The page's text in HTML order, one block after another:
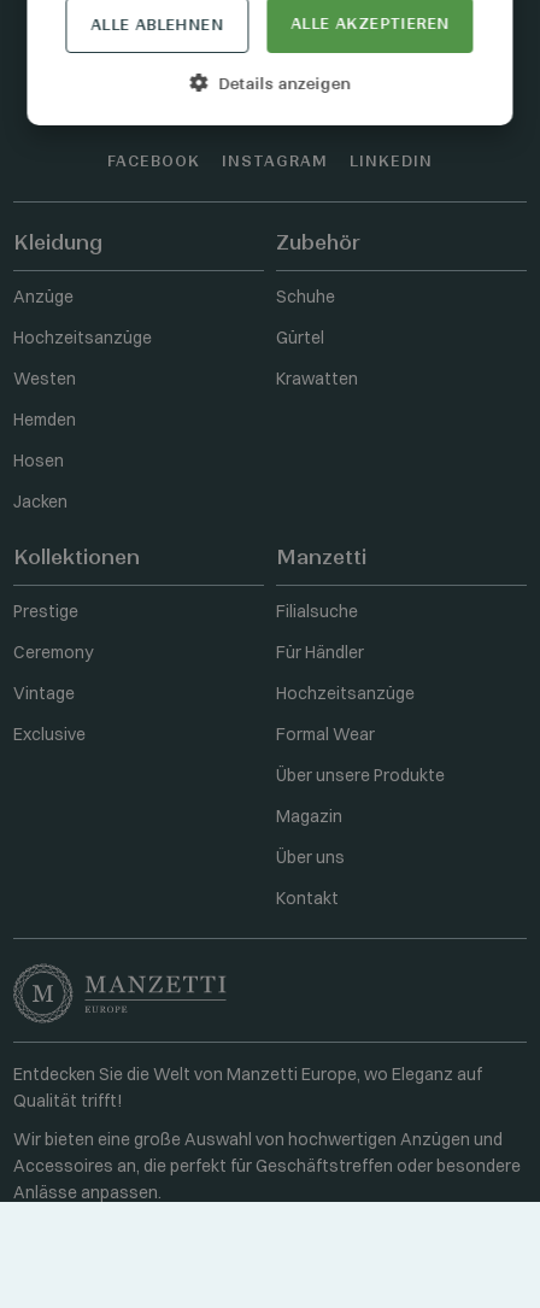
In Kontakt bleiben
FACEBOOK INSTAGRAM LINKEDIN
Kleidung
Anzüge
Hochzeitsanzüge
Westen
Hemden
Hosen
Jacken
Zubehör
Schuhe
Gürtel
Krawatten
Kollektionen
Prestige
Ceremony
Vintage
Exclusive
Manzetti
Filialsuche
Für Händler
Hochzeitsanzüge
Formal Wear
Über unsere Produkte
Magazin
Über uns
Kontakt
Entdecken Sie die Welt von Manzetti Europe, wo Eleganz auf
Qualität trifft!
Wir bieten eine große Auswahl von hochwertigen Anzügen und
Accessoires an, die perfekt für Geschäftstreffen oder besondere
Anlässe anpassen.
ALLE AKZEPTIEREN
ALLE ABLEHNEN
Details anzeigen